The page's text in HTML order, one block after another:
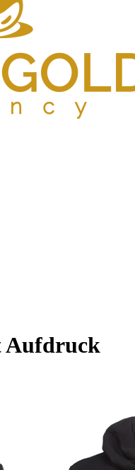
Aufdruck